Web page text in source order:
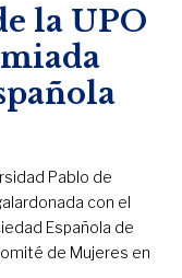
la UPO
Pablo de
con el
Española de
de Mujeres en